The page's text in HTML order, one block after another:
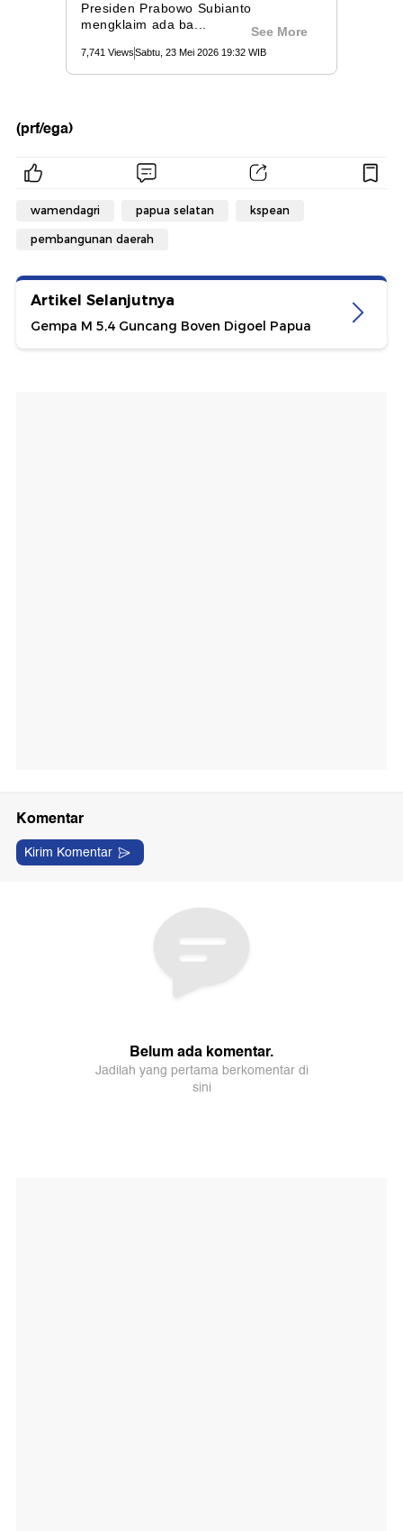
(prf/ega)
wamendagri papua selatan kspean
pembangunan daerah
Artikel Selanjutnya
Gempa M 5,4 Guncang Boven Digoel Papua